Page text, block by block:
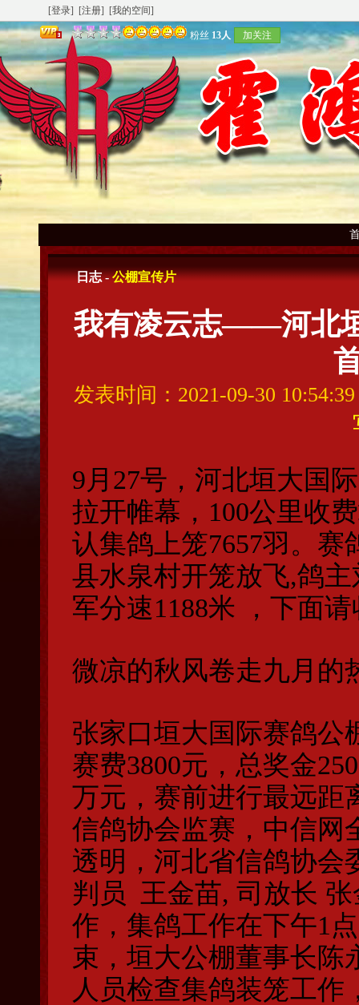
[登录] [注册] [我的空间]
粉丝 13人 加关注
日志 -公棚宣传片
我有凌云志——河北
发表时间：2021-09-30
9月27号，河北垣大国
拉开帷幕，100公里收
认集鸽上笼7657羽。赛
县水泉村开笼放飞,鸽
军分速1188米 ，下面
微凉的秋风卷走九月的
张家口垣大国际赛鸽公
赛费3800元，总奖金
万元，赛前进行最远距
信鸽协会监赛，中信网
透明，河北省信鸽协会
判员 王金苗, 司放长
作，集鸽工作在下午1
束，垣大公棚董事长陈
人员检查集鸽装笼工